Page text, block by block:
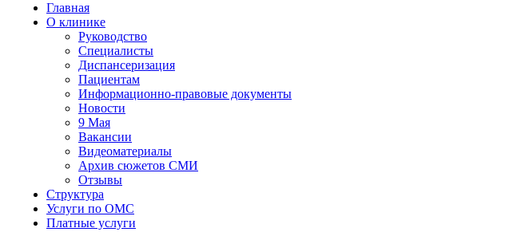
Главная
О клинике
Руководство
Специалисты
Диспансеризация
Пациентам
Информационно-правовые документы
Новости
9 Мая
Вакансии
Видеоматериалы
Архив сюжетов СМИ
Отзывы
Структура
Услуги по ОМС
Платные услуги